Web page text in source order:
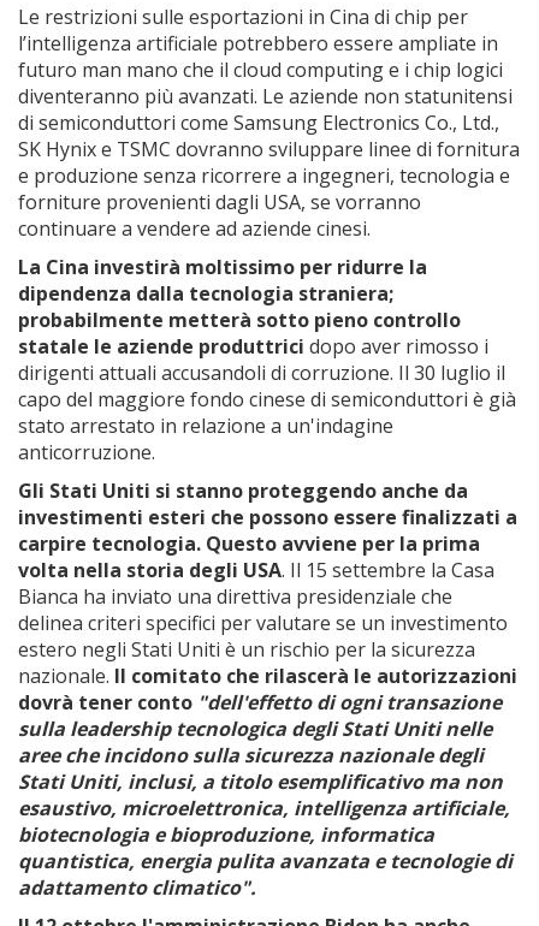
Le restrizioni sulle esportazioni in Cina di chip per
l’intelligenza artificiale potrebbero essere ampliate in
futuro man mano che il cloud computing e i chip logici
diventeranno più avanzati. Le aziende non statunitensi
di semiconduttori come Samsung Electronics Co., Ltd.,
SK Hynix e TSMC dovranno sviluppare linee di fornitura
e produzione senza ricorrere a ingegneri, tecnologia e
forniture provenienti dagli USA, se vorranno
continuare a vendere ad aziende cinesi.
La Cina investirà moltissimo per ridurre la
dipendenza dalla tecnologia straniera;
probabilmente metterà sotto pieno controllo
statale le aziende produttrici dopo aver rimosso i
dirigenti attuali accusandoli di corruzione. Il 30 luglio il
capo del maggiore fondo cinese di semiconduttori è già
stato arrestato in relazione a un'indagine
anticorruzione.
Gli Stati Uniti si stanno proteggendo anche da
investimenti esteri che possono essere finalizzati a
carpire tecnologia. Questo avviene per la prima
volta nella storia degli USA. Il 15 settembre la Casa
Bianca ha inviato una direttiva presidenziale che
delinea criteri specifici per valutare se un investimento
estero negli Stati Uniti è un rischio per la sicurezza
nazionale. Il comitato che rilascerà le autorizzazioni
dovrà tener conto "dell'effetto di ogni transazione
sulla leadership tecnologica degli Stati Uniti nelle
aree che incidono sulla sicurezza nazionale degli
Stati Uniti, inclusi, a titolo esemplificativo ma non
esaustivo, microelettronica, intelligenza artificiale,
biotecnologia e bioproduzione, informatica
quantistica, energia pulita avanzata e tecnologie di
adattamento climatico".